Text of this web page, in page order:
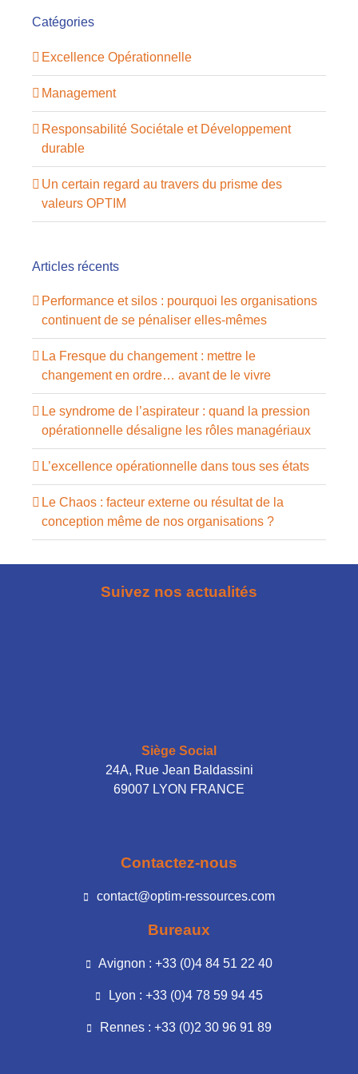
Catégories
Excellence Opérationnelle
Management
Responsabilité Sociétale et Développement
durable
Un certain regard au travers du prisme des
valeurs OPTIM
Articles récents
Performance et silos : pourquoi les organisations
continuent de se pénaliser elles-mêmes
La Fresque du changement : mettre le
changement en ordre… avant de le vivre
Le syndrome de l’aspirateur : quand la pression
opérationnelle désaligne les rôles managériaux
L’excellence opérationnelle dans tous ses états
Le Chaos : facteur externe ou résultat de la
conception même de nos organisations ?
Suivez nos actualités
Siège Social
24A, Rue Jean Baldassini
69007 LYON FRANCE
Contactez-nous
contact@optim-ressources.com
Bureaux
Avignon : +33 (0)4 84 51 22 40
Lyon : +33 (0)4 78 59 94 45
Rennes : +33 (0)2 30 96 91 89